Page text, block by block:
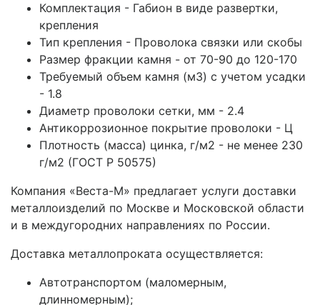
Комплектация - Габион в виде развертки,
крепления
Тип крепления - Проволока связки или скобы
Размер фракции камня - от 70-90 до 120-170
Требуемый объем камня (м3) с учетом усадки
- 1.8
Диаметр проволоки сетки, мм - 2.4
Антикоррозионное покрытие проволоки - Ц
Плотность (масса) цинка, г/м2 - не менее 230
г/м2 (ГОСТ Р 50575)
Компания «Веста-М» предлагает услуги доставки
металлоизделий по Москве и Московской области
и в междугородних направлениях по России.
Доставка металлопроката осуществляется:
Автотранспортом (маломерным,
длинномерным);